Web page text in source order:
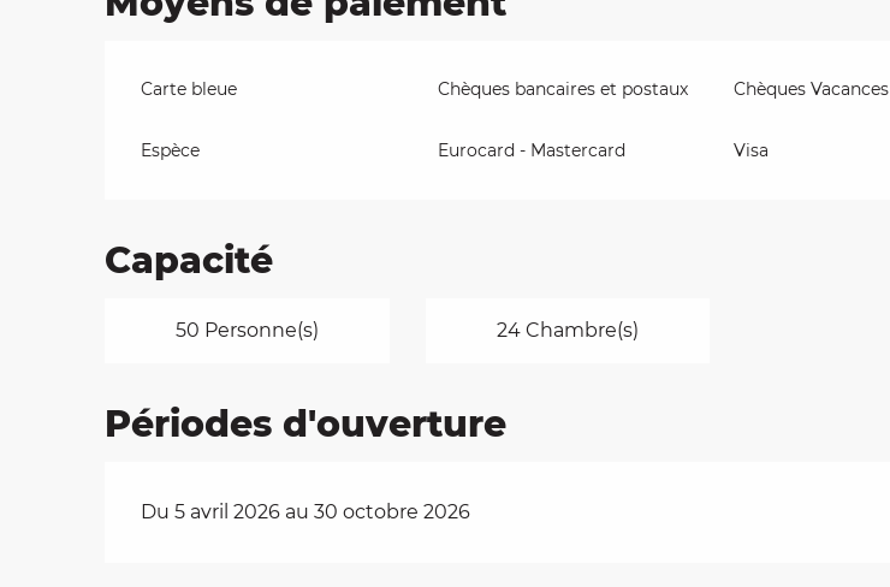
Carte bleue Chèques bancaires et postaux Chèques Vacances
Espèce Eurocard - Mastercard Visa
Capacité
50 Personne(s) 24 Chambre(s)
Périodes d'ouverture
Du 5 avril 2026 au 30 octobre 2026